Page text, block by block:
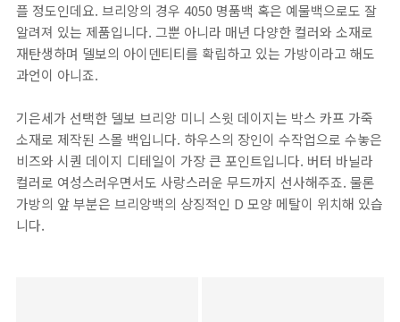
플 정도인데요. 브리앙의 경우 4050 명품백 혹은 예물백으로도 잘
알려져 있는 제품입니다. 그뿐 아니라 매년 다양한 컬러와 소재로
재탄생하며 델보의 아이덴티티를 확립하고 있는 가방이라고 해도
과언이 아니죠.
기은세가 선택한 델보 브리앙 미니 스윗 데이지는 박스 카프 가죽
소재로 제작된 스몰 백입니다. 하우스의 장인이 수작업으로 수놓은
비즈와 시퀀 데이지 디테일이 가장 큰 포인트입니다. 버터 바닐라
컬러로 여성스러우면서도 사랑스러운 무드까지 선사해주죠. 물론
가방의 앞 부분은 브리앙백의 상징적인 D 모양 메탈이 위치해 있습
니다.